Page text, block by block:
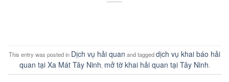
This entry was posted in Dịch vụ hải quan and taggeddịch vụ khai báo hải
quan tại Xa Mát Tây Ninh, mở tờ khai hải quan tại Tây Ninh.